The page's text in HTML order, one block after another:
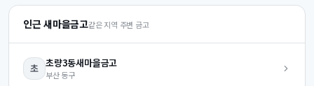
인근 새마을금고같은 지역 주변 금고
초 초량3동새마을금고
부산 동구